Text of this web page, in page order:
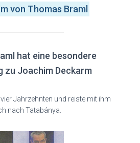
von Thomas Braml
hat eine besondere
zu Joachim Deckarm
Jahrzehnten und reiste mit ihm
nach Tatabánya.